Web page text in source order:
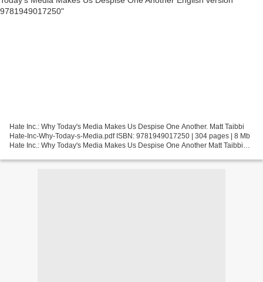
Hate Inc.: Why Today's Media Makes Us Despise One Another. Matt Taibbi
Hate-Inc-Why-Today-s-Media.pdf ISBN: 9781949017250 | 304 pages | 8 Mb
Hate Inc.: Why Today's Media Makes Us Despise One Another Matt Taibbi